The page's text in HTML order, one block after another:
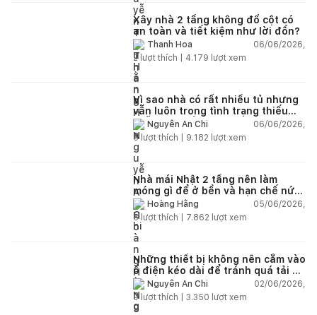
Xây nhà 2 tầng không đổ cột có
an toàn và tiết kiệm như lời đồn?
Thanh Hoa
06/06/2026,
2lượt thích | 4.179 lượt xem
Vì sao nhà có rất nhiều tủ nhưng
vẫn luôn trong tình trạng thiếu
chỗ chứa đồ?
Nguyễn An Chi
06/06/2026,
5lượt thích | 9.182 lượt xem
Nhà mái Nhật 2 tầng nên làm
móng gì để ở bền và hạn chế nứt
lún?Hoàng Hằng
05/06/2026,
5lượt thích | 7.862 lượt xem
Những thiết bị không nên cắm vào
ổ điện kéo dài để tránh quá tải và
chập cháy trong nhà
Nguyễn An Chi
02/06/2026,
9lượt thích | 3.350 lượt xem